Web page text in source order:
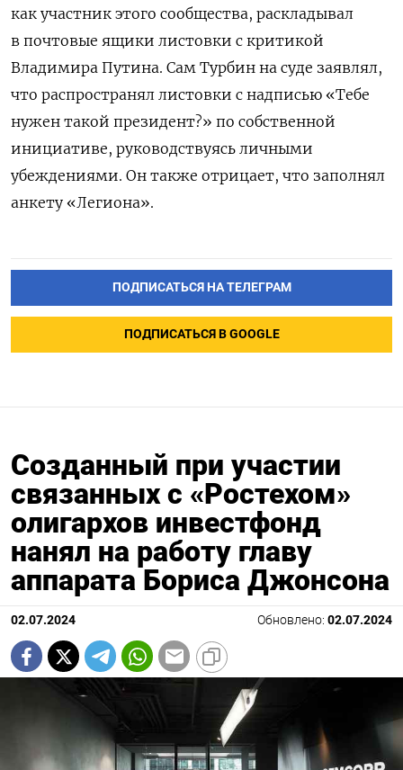
как участник этого сообщества, раскладывал
в почтовые ящики листовки с критикой
Владимира Путина. Сам Турбин на суде заявлял,
что распространял листовки с надписью «Тебе
нужен такой президент?» по собственной
инициативе, руководствуясь личными
убеждениями. Он также отрицает, что заполнял
анкету «Легиона».
ПОДПИСАТЬСЯ НА ТЕЛЕГРАМ
ПОДПИСАТЬСЯ В GOOGLE
Созданный при участии
связанных с «Ростехом»
олигархов инвестфонд
нанял на работу главу
аппарата Бориса Джонсона
02.07.2024 Обновлено: 02.07.2024